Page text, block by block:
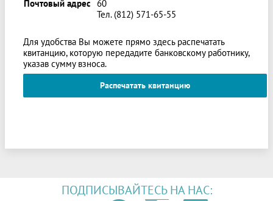
Почтовый адрес
60
Тел. (812) 571-65-55
Для удобства Вы можете прямо здесь распечатать
квитанцию, которую передадите банковскому работнику,
указав сумму взноса.
Распечатать квитанцию
ПОДПИСЫВАЙТЕСЬ НА НАС: